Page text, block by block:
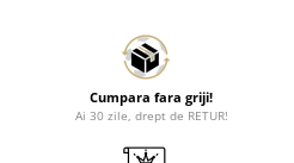
Cumpara fara griji!
Ai 30 zile, drept de RETUR!